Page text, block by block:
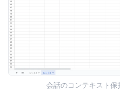
会話のコンテキスト